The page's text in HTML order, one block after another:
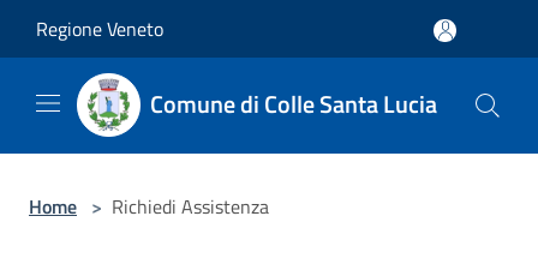
Regione Veneto
Comune di Colle Santa Lucia
Home > Richiedi Assistenza